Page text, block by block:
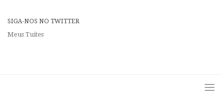
SIGA-NOS NO TWITTER
Meus Tuítes